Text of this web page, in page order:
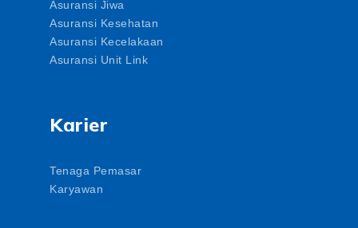
Asuransi Jiwa
Asuransi Kesehatan
Asuransi Kecelakaan
Asuransi Unit Link
Karier
Tenaga Pemasar
Karyawan